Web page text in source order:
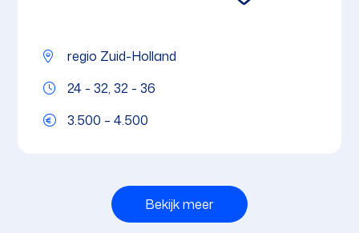
regio Zuid-Holland
24 - 32, 32 - 36
3.500 – 4.500
Bekijk meer